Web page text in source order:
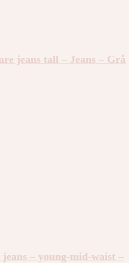
jeans tall – Jeans – Grå
– young-mid-waist –